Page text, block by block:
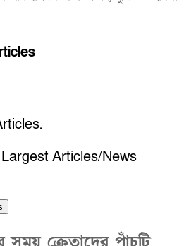
Articles/News